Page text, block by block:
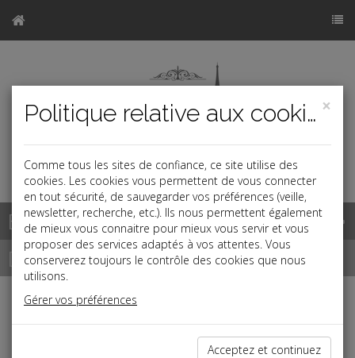
Base documentaire
Dépêches
j
Vie des affaires
×
Politique relative aux cookies
Comme tous les sites de confiance, ce site utilise des
cookies. Les cookies vous permettent de vous connecter
en tout sécurité, de sauvegarder vos préférences (veille,
newsletter, recherche, etc.). Ils nous permettent également
de mieux vous connaitre pour mieux vous servir et vous
proposer des services adaptés à vos attentes. Vous
conserverez toujours le contrôle des cookies que nous
utilisons.
Gérer vos préférences
Acceptez et continuez